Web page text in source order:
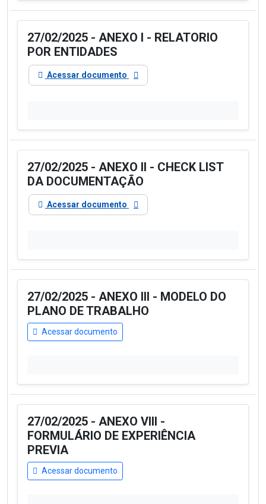
27/02/2025 - ANEXO I - RELATORIO
POR ENTIDADES
Acessar documento
27/02/2025 - ANEXO II - CHECK LIST
DA DOCUMENTAÇÃO
Acessar documento
27/02/2025 - ANEXO III - MODELO DO
PLANO DE TRABALHO
Acessar documento
27/02/2025 - ANEXO VIII -
FORMULÁRIO DE EXPERIÊNCIA
PREVIA
Acessar documento